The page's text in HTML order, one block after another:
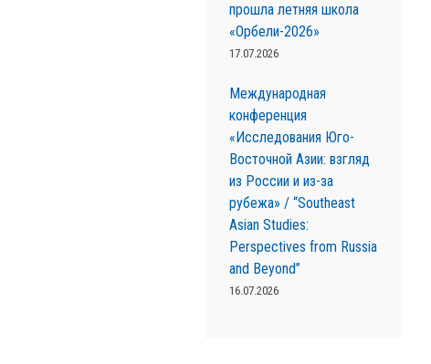
прошла летняя школа
«Орбели-2026»
17.07.2026
Международная
конференция
«Исследования Юго-
Восточной Азии: взгляд
из России и из-за
рубежа» / “Southeast
Asian Studies:
Perspectives from Russia
and Beyond”
16.07.2026